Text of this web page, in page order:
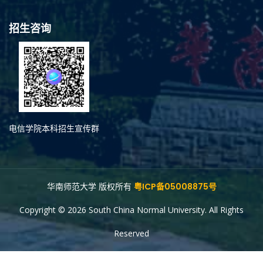
招生咨询
电信学院本科招生宣传群
华南师范大学 版权所有 粤ICP备05008875号
Copyright © 2026 South China Normal University. All Rights
Reserved